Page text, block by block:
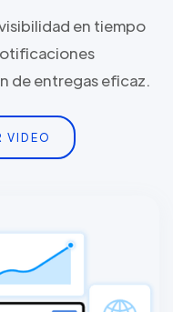
en tiempo
de entregas eficaz.
VIDEO